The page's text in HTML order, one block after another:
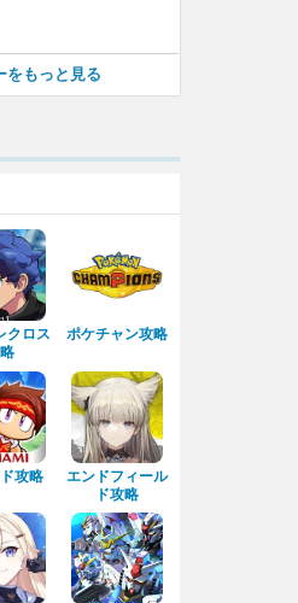
をもっと見る
クロス
ポケチャン攻略
攻略
エンドフィール
ド攻略